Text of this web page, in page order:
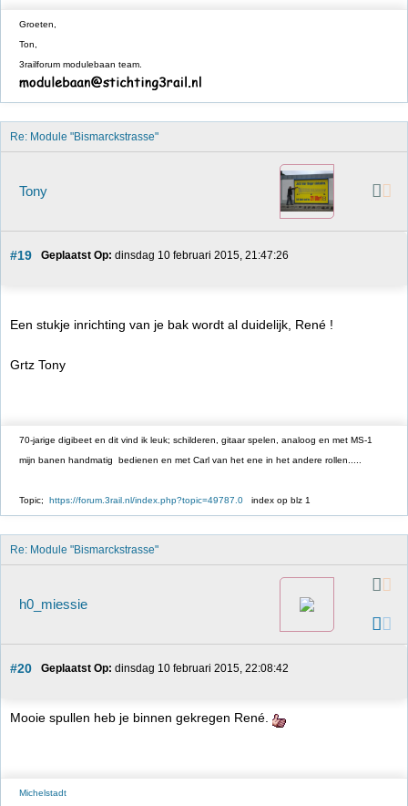
Groeten,
Ton,
3railforum modulebaan team.
Re: Module "Bismarckstrasse"
Tony
#19 Geplaatst Op: dinsdag 10 februari 2015, 21:47:26
Een stukje inrichting van je bak wordt al duidelijk, René !
Grtz Tony
70-jarige digibeet en dit vind ik leuk; schilderen, gitaar spelen, analoog en met MS-1
mijn banen handmatig bedienen en met Carl van het ene in het andere rollen.....
Topic; https://forum.3rail.nl/index.php?topic=49787.0 index op blz 1
Re: Module "Bismarckstrasse"
h0_miessie
#20 Geplaatst Op: dinsdag 10 februari 2015, 22:08:42
Mooie spullen heb je binnen gekregen René.
Michelstadt